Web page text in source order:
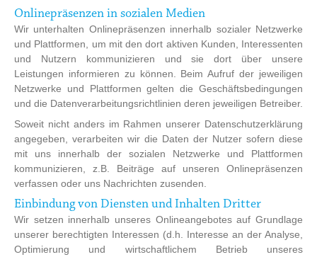
Onlinepräsenzen in sozialen Medien
Wir unterhalten Onlinepräsenzen innerhalb sozialer Netzwerke
und Plattformen, um mit den dort aktiven Kunden, Interessenten
und Nutzern kommunizieren und sie dort über unsere
Leistungen informieren zu können. Beim Aufruf der jeweiligen
Netzwerke und Plattformen gelten die Geschäftsbedingungen
und die Datenverarbeitungsrichtlinien deren jeweiligen Betreiber.
Soweit nicht anders im Rahmen unserer Datenschutzerklärung
angegeben, verarbeiten wir die Daten der Nutzer sofern diese
mit uns innerhalb der sozialen Netzwerke und Plattformen
kommunizieren, z.B. Beiträge auf unseren Onlinepräsenzen
verfassen oder uns Nachrichten zusenden.
Einbindung von Diensten und Inhalten Dritter
Wir setzen innerhalb unseres Onlineangebotes auf Grundlage
unserer berechtigten Interessen (d.h. Interesse an der Analyse,
Optimierung und wirtschaftlichem Betrieb unseres